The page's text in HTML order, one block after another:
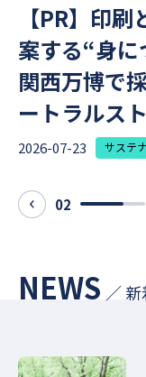
prev 02
2026-07-23 サステ
【PR】印
案する“身に
関西万博で
ートラルス
ィングを強
NEWS ／